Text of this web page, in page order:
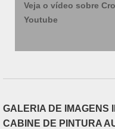
Veja o vídeo sobre
Youtube
GALERIA DE IMAGENS
CABINE DE PINTURA